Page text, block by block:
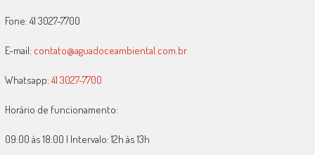
Fone: 41 3027-7700
E-mail: contato@aguadoceambiental.com.br
Whatsapp: 41 3027-7700
Horário de funcionamento:
09:00 às 18:00 | Intervalo: 12h às 13h